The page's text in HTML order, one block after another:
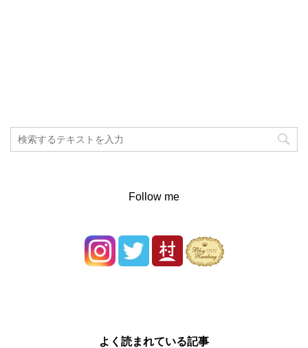
Follow me
よく読まれている記事